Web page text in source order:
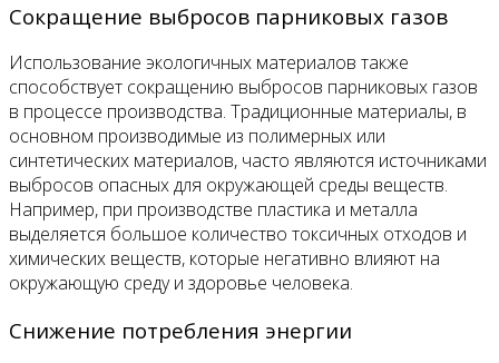
Сокращение выбросов парниковых газов
Использование экологичных материалов также
способствует сокращению выбросов парниковых газов
в процессе производства. Традиционные материалы, в
основном производимые из полимерных или
синтетических материалов, часто являются источниками
выбросов опасных для окружающей среды веществ.
Например, при производстве пластика и металла
выделяется большое количество токсичных отходов и
химических веществ, которые негативно влияют на
окружающую среду и здоровье человека.
Снижение потребления энергии